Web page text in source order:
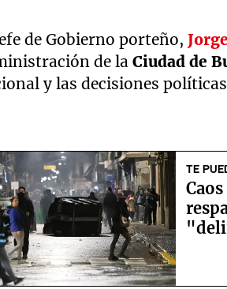
de Gobierno porteño,
de laCiudad de
y las decisiones
TE